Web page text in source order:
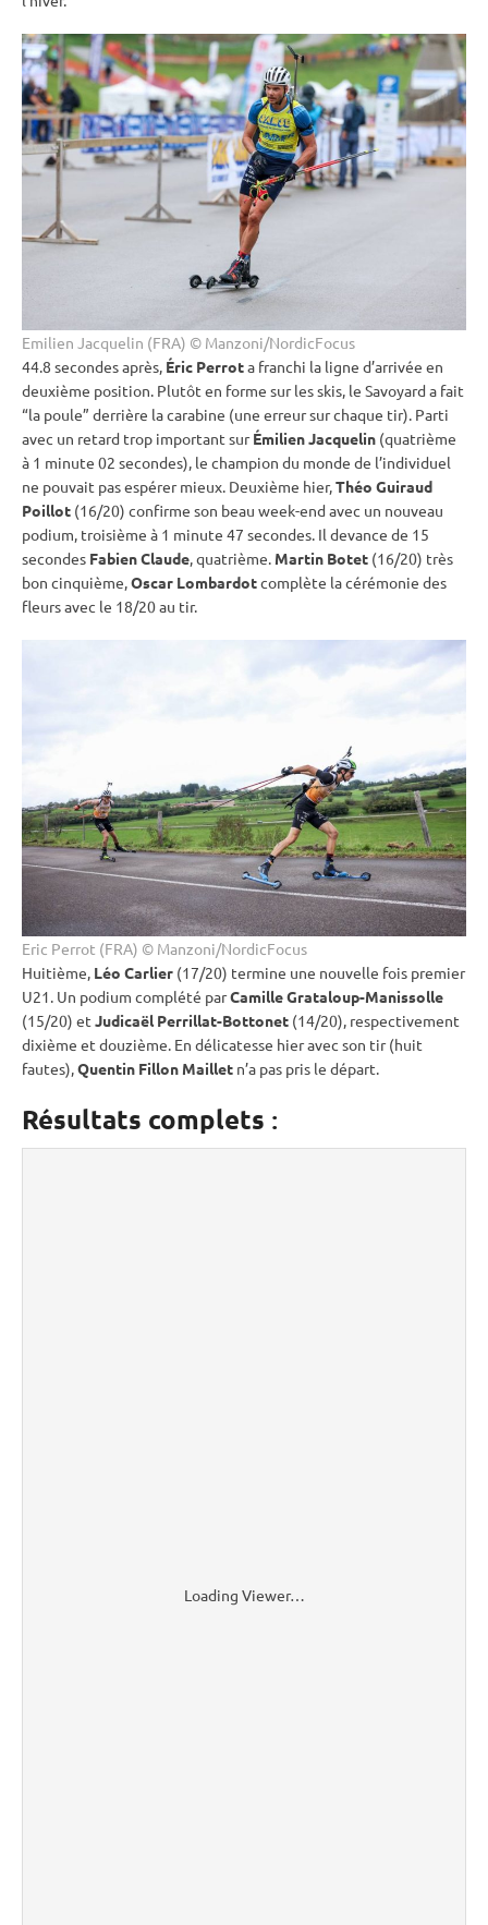
Emilien Jacquelin (FRA) © Manzoni/NordicFocus
44.8 secondes après, Éric Perrota franchi la ligne d’arrivée en
deuxième position. Plutôt en forme sur les skis, le Savoyard a fait
“la poule” derrière lacarabine (une erreur sur chaque tir). Parti
avec un retard trop important surÉmilien Jacquelin (quatrième
à 1 minute 02 secondes), le champion du monde de l’individuel
ne pouvait pas espérer mieux. Deuxième hier,Théo Guiraud
Poillot (16/20) confirme son beau week-end avec un nouveau
podium, troisième à 1 minute 47 secondes. Il devance de 15
secondes Fabien Claude, quatrième. Martin Botet (16/20) très
bon cinquième,Oscar Lombardotcomplète la cérémonie des
fleurs avec le 18/20 au tir.
Eric Perrot (FRA) © Manzoni/NordicFocus
Huitième, Léo Carlier (17/20) termine une nouvelle fois premier
U21. Un podium complété parCamille Grataloup-Manissolle
(15/20) et Judicaël Perrillat-Bottonet (14/20), respectivement
dixième et douzième. En délicatesse hier avec son tir (huit
fautes),Quentin Fillon Maillet n’a pas pris le départ.
Résultats complets :
Loading Viewer…